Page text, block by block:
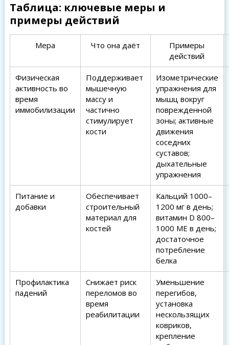
Таблица: ключевые меры и
примеры действий
Мера Что она даёт
Примеры
действий
Физическая
активность во
время
иммобилизации
Поддерживает
мышечную
массу и
частично
стимулирует
кости
Изометрические
упражнения для
мышц вокруг
поврежденной
зоны; активные
движения
соседних
суставов;
дыхательные
упражнения
Питание и
добавки
Обеспечивает
строительный
материал для
костей
Кальций 1000–
1200 мг в день;
витамин D 800–
1000 МЕ в день;
достаточное
потребление
белка
Профилактика
падений
Снижает риск
переломов во
время
реабилитации
Уменьшение
перегибов,
установка
нескользящих
ковриков,
крепление